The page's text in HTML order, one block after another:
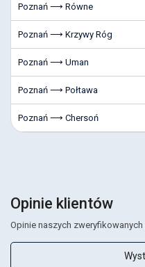
Poznań ⟶ Równe
Poznań ⟶ Krzywy Róg
Poznań ⟶ Uman
Poznań ⟶ Połtawa
Poznań ⟶ Chersoń
Opinie klientów
Opinie naszych